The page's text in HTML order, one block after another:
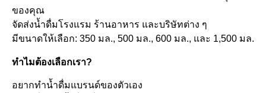
ของคุณ
จัดส่งน้ำดื่มโรงแรม ร้านอาหาร และบริษัทต่าง ๆ
มีขนาดให้เลือก: 350 มล., 500 มล., 600 มล., และ 1,500 มล.
ทำไมต้องเลือกเรา?
อยากทำน้ำดื่มแบรนด์ของตัวเอง